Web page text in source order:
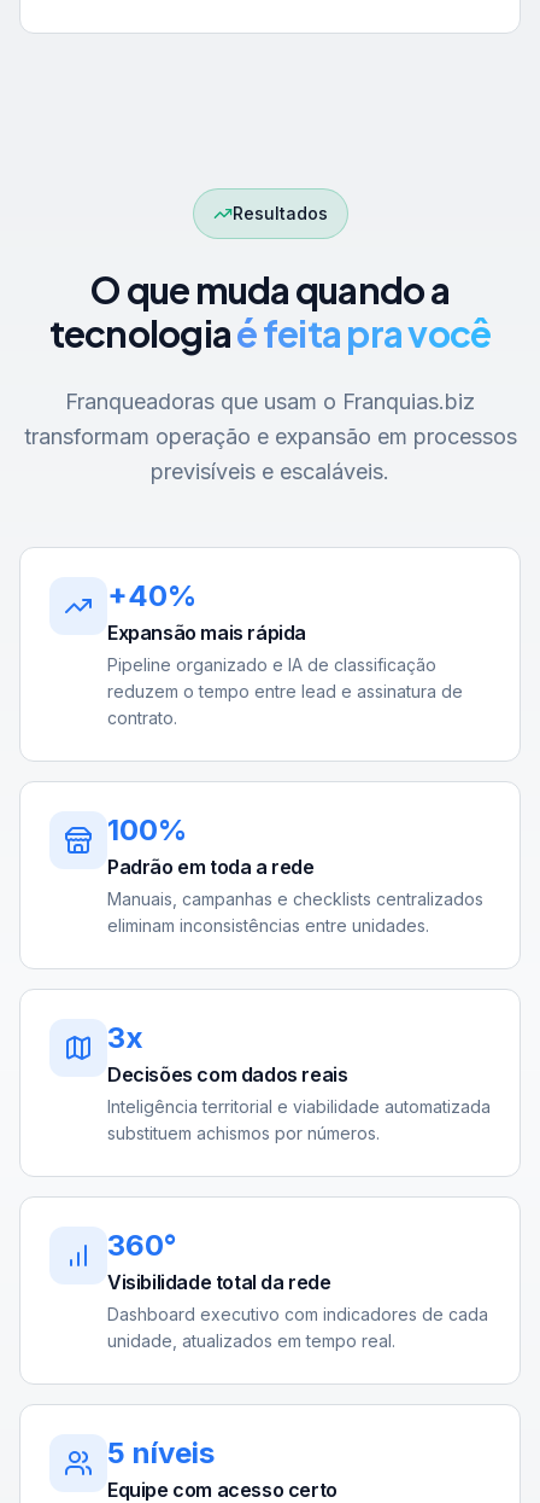
Resultados
O que muda quando a
tecnologiaé feita pra você
Franqueadoras que usam o Franquias.biz
transformam operação e expansão em processos
previsíveis e escaláveis.
+40%
Expansão mais rápida
Pipeline organizado e IA de classificação
reduzem o tempo entre lead e assinatura de
contrato.
100%
Padrão em toda a rede
Manuais, campanhas e checklists centralizados
eliminam inconsistências entre unidades.
3x
Decisões com dados reais
Inteligência territorial e viabilidade automatizada
substituem achismos por números.
360°
Visibilidade total da rede
Dashboard executivo com indicadores de cada
unidade, atualizados em tempo real.
5 níveis
Equipe com acesso certo